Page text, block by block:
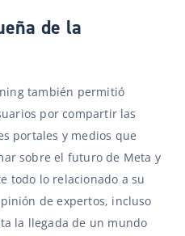
de la
también permitió
por compartir las
portales y medios que
sobre el futuro de Meta y
todo lo relacionado a su
de expertos, incluso
la llegada de un mundo